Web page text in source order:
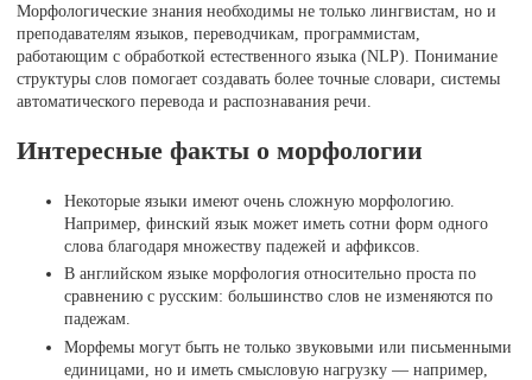
Морфологические знания необходимы не только лингвистам, но и
преподавателям языков, переводчикам, программистам,
работающим с обработкой естественного языка (NLP). Понимание
структуры слов помогает создавать более точные словари, системы
автоматического перевода и распознавания речи.
Интересные факты о морфологии
Некоторые языки имеют очень сложную морфологию.
Например, финский язык может иметь сотни форм одного
слова благодаря множеству падежей и аффиксов.
В английском языке морфология относительно проста по
сравнению с русским: большинство слов не изменяются по
падежам.
Морфемы могут быть не только звуковыми или письменными
единицами, но и иметь смысловую нагрузку — например,